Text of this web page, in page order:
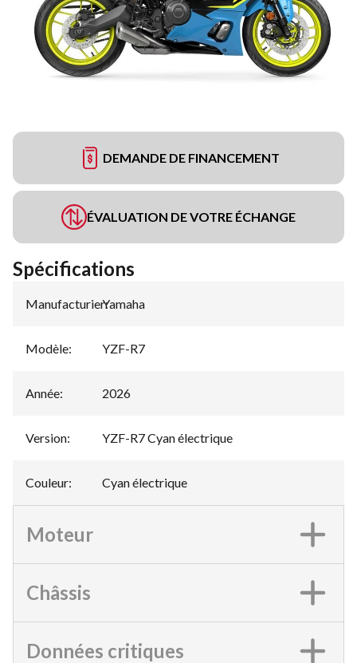
DEMANDE DE FINANCEMENT
ÉVALUATION DE VOTRE ÉCHANGE
Spécifications
Manufacturier:
Yamaha
Modèle: YZF-R7
Année: 2026
Version: YZF-R7 Cyan électrique
Couleur: Cyan électrique
Moteur
Châssis
Données critiques